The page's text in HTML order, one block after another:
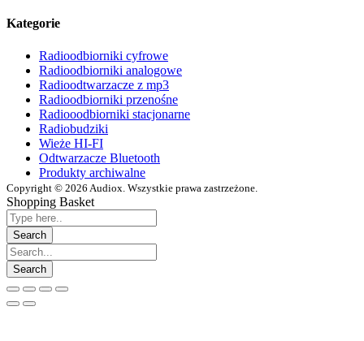
Kategorie
Radioodbiorniki cyfrowe
Radioodbiorniki analogowe
Radioodtwarzacze z mp3
Radioodbiorniki przenośne
Radiooodbiorniki stacjonarne
Radiobudziki
Wieże HI-FI
Odtwarzacze Bluetooth
Produkty archiwalne
Copyright © 2026 Audiox. Wszystkie prawa zastrzeżone.
Shopping Basket